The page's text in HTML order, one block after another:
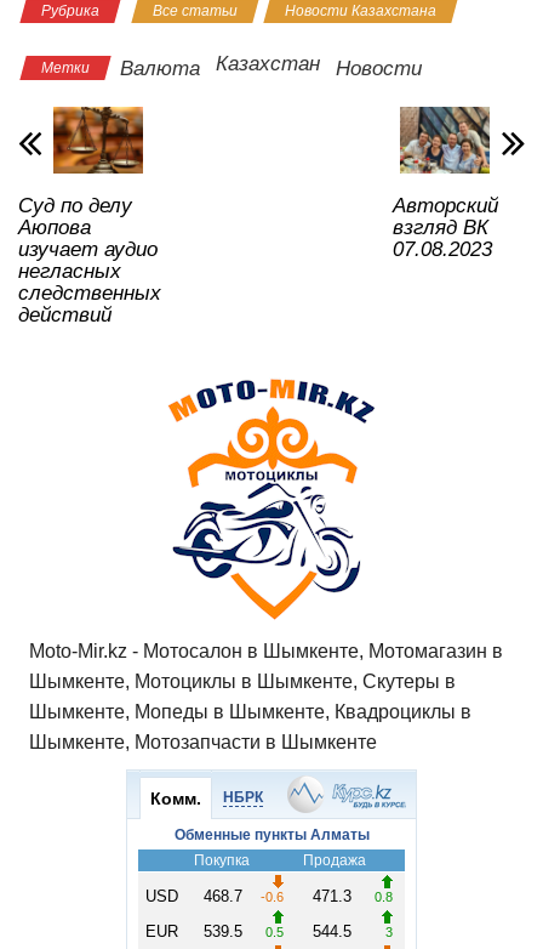
at
s
A
p
p
c
e
b
o
o
k
tt
er
n
o
e
gr
.R
u
er р
в
и
ть
Рубрика Все статьи Новости Казахстана
Метки Валюта Казахстан Новости
Суд по делу
Аюпова
изучает аудио
негласных
следственных
действий
Авторский
взгляд ВК
07.08.2023
Moto-Mir.kz - Мотосалон в Шымкенте, Мотомагазин в
Шымкенте, Мотоциклы в Шымкенте, Скутеры в
Шымкенте, Мопеды в Шымкенте, Квадроциклы в
Шымкенте, Мотозапчасти в Шымкенте